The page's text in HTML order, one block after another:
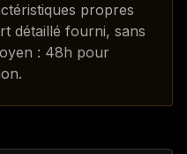
propres
détaillé fourni, sans
: 48h pour